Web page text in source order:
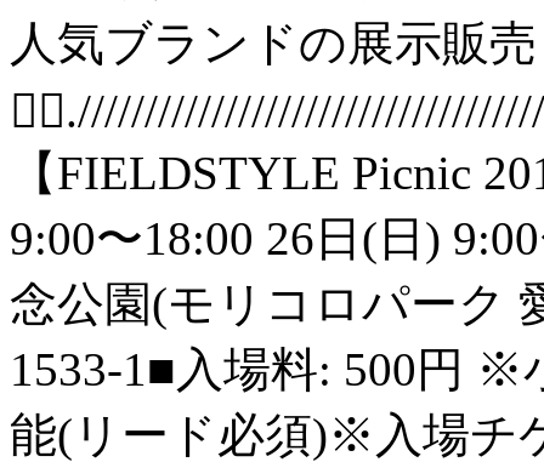
人気ブランドの展示販
【FIELDSTYLE Picnic
9:00〜18:00 26日(日)
念公園(モリコロパーク
1533-1■入場料: 500円
能(リード必須)※入場チ